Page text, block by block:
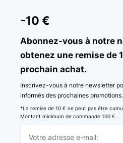
stunden zu hause Gewesen und
Packstation abholen zum glück
Beschädigung und es waren auch
Amazon-Benutzer
Traduire
das Licht nervt geht sehr schnell
-10 €
Abonnez-vous à notre
obtenez une remise de
prochain achat.
Inscrivez-vous à notre newsletter
informés des prochaines promotions.
*La remise de 10 € ne peut pas être
Montant minimum de commande 100 €.